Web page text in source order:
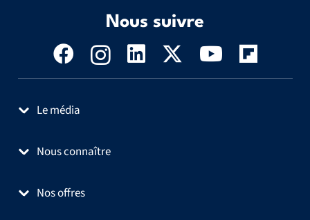
Nous suivre
Le média
Nous connaître
Nos offres